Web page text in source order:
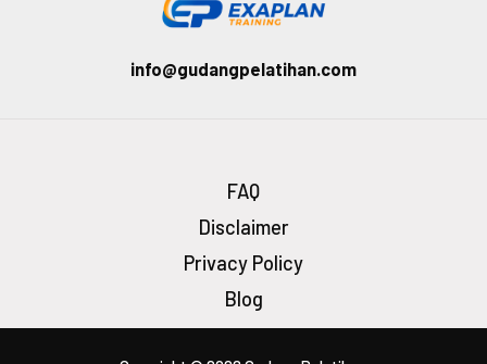
info@gudangpelatihan.com
FAQ
Disclaimer
Privacy Policy
Blog